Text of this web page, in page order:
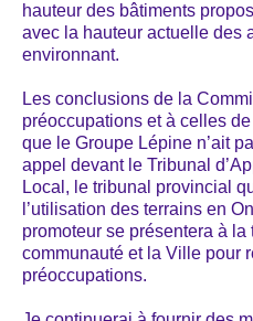
hauteur des bâtiments
avec la hauteur actuelle des
environnant.
Les conclusions de la
préoccupations et à celles
que le Groupe Lépine n’ait
appel devant le Tribunal
Local, le tribunal provincial
l’utilisation des terrains en
promoteur se présentera à
communauté et la Ville pour
préoccupations.